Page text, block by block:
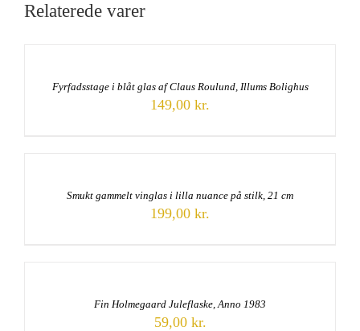
Relaterede varer
Fyrfadsstage i blåt glas af Claus Roulund, Illums Bolighus
149,00 kr.
Smukt gammelt vinglas i lilla nuance på stilk, 21 cm
199,00 kr.
Fin Holmegaard Juleflaske, Anno 1983
59,00 kr.